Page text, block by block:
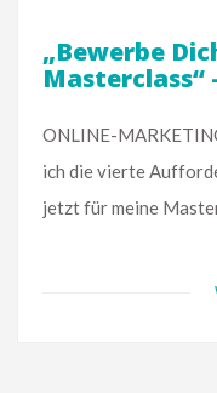
„Bewerbe
Masterclass“
ONLINE-
ich die vierte
jetzt für meine